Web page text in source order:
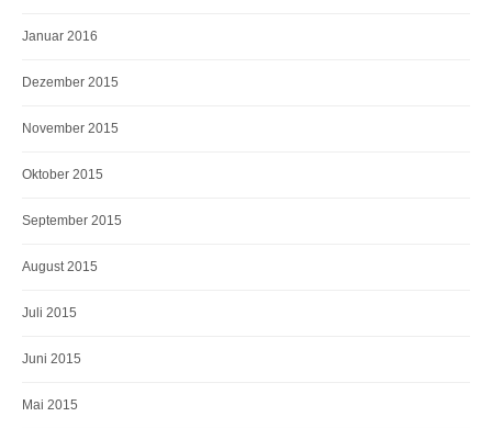
Januar 2016
Dezember 2015
November 2015
Oktober 2015
September 2015
August 2015
Juli 2015
Juni 2015
Mai 2015